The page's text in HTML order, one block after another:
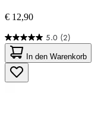
€ 12,90
5.0 (2)
5.0
von
5
Sternen.
2
In den Warenkorb